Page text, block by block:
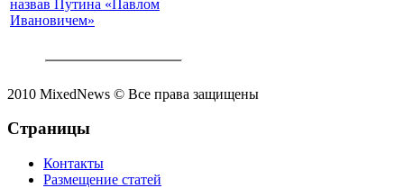
назвав Путина «Павлом
Ивановичем»
2010 MixedNews © Все права защищены
Страницы
Контакты
Размещение статей